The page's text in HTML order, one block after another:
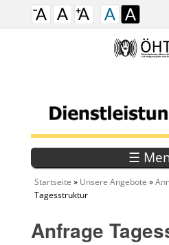
☰
Sie sind hier
Startseite » Unsere Angebote »
Tagesstruktur
Anfrage